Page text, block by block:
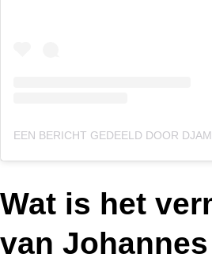
Wat is het
van Johannes